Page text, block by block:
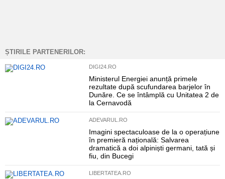
ȘTIRILE PARTENERILOR:
DIGI24.RO
Ministerul Energiei anunță primele
rezultate după scufundarea barjelor în
Dunăre. Ce se întâmplă cu Unitatea 2 de
la Cernavodă
ADEVARUL.RO
Imagini spectaculoase de la o operațiune
în premieră națională: Salvarea
dramatică a doi alpiniști germani, tată și
fiu, din Bucegi
LIBERTATEA.RO